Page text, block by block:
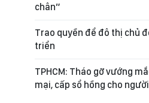
chân”
Trao quyền để đô thị chủ
triển
TPHCM: Tháo gỡ vướng
mại, cấp sổ hồng cho